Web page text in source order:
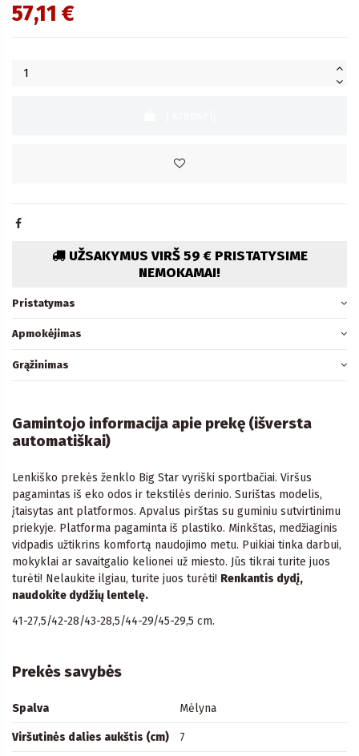
57,11 €
UŽSAKYMUS VIRŠ 59 € PRISTATYSIME
NEMOKAMAI!
Pristatymas
Apmokėjimas
Grąžinimas
Gamintojo informacija apie prekę (išversta
automatiškai)
Lenkiško prekės ženklo Big Star vyriški sportbačiai. Viršus
pagamintas iš eko odos ir tekstilės derinio. Surištas modelis,
įtaisytas ant platformos. Apvalus pirštas su guminiu sutvirtinimu
priekyje. Platforma pagaminta iš plastiko. Minkštas, medžiaginis
vidpadis užtikrins komfortą naudojimo metu. Puikiai tinka darbui,
mokyklai ar savaitgalio kelionei už miesto. Jūs tikrai turite juos
turėti! Nelaukite ilgiau, turite juos turėti! Renkantis dydį,
naudokite dydžių lentelę.
41-27,5/42-28/43-28,5/44-29/45-29,5 cm.
Prekės savybės
Spalva Mėlyna
Viršutinės dalies aukštis (cm) 7